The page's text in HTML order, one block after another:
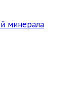
минерала